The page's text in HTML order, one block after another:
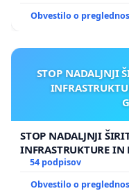
Obvestilo o
STOP NADALJNJI
STOP NADALJNJI
INFRASTRUKTURE
GRADIŠČAKU
54 podpisov
Obvestilo o